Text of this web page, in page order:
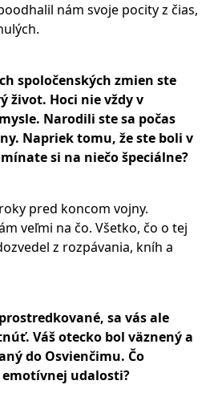
nám svoje pocity z čias,
spoločenských zmien ste
život. Hoci nie vždy v
Narodili ste sa počas
Napriek tomu, že ste boli v
nate si na niečo špeciálne?
pred koncom vojny.
veľmi na čo. Všetko, čo o tej
z rozpávania, kníh a
sa vás ale
Váš otecko bol väznený a
do Osvienčimu. Čo
udalosti?